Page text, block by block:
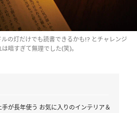
の灯だけでも読書できるかも!? とチャレンジ
暗すぎて無理でした(笑)。
が長年使う お気に入りのインテリア＆